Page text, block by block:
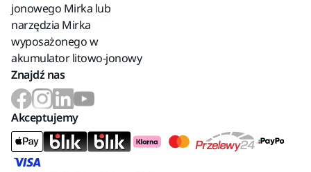
jonowego Mirka lub
narzędzia Mirka
wyposażonego w
akumulator litowo-jonowy
Znajdź nas
Akceptujemy